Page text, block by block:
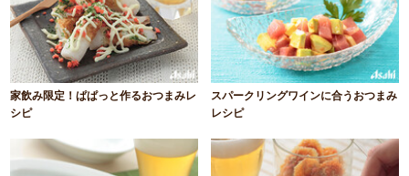
家飲み限定！ぱぱっと作るおつまみレ
シピ
スパークリングワインに合うおつまみ
レシピ